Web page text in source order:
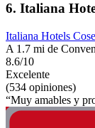
6. Italiana
Italiana Hotels
A 1.7 mi de
8.6/10
Excelente
(534 opiniones)
“Muy amables y